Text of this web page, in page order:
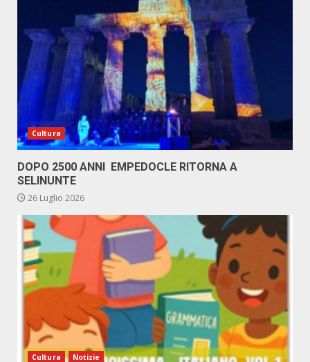
Cultura
DOPO 2500 ANNI EMPEDOCLE RITORNA A
SELINUNTE
26 Luglio 2026
Cultura Notizie